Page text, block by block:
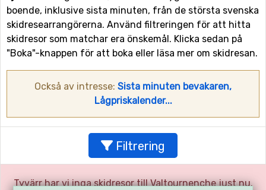
boende, inklusive sista minuten, från de största svenska
skidresearrangörerna. Använd filtreringen för att hitta
skidresor som matchar era önskemål. Klicka sedan på
"Boka"-knappen för att boka eller läsa mer om skidresan.
Också av intresse: Sista minuten bevakaren,
Lågpriskalender...
Filtrering
Tyvärr har vi inga skidresor till Valtournenche just nu.